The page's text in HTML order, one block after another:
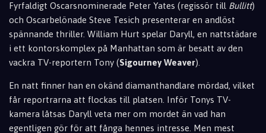
Fyrfaldigt Oscarsnominerade Peter Yates (regissör till Bullitt)
och Oscarbelönade Steve Tesich presenterar en andlöst
spännande thriller. William Hurt spelar Daryll, en nattstädare
i ett kontorskomplex på Manhattan som är besatt av den
vackra TV-reportern Tony (Sigourney Weaver).
En natt finner han en okänd diamanthandlare mördad, vilket
får reportrarna att flockas till platsen. Inför Tonys TV-
kamera låtsas Daryll veta mer om mordet än vad han
egentligen gör för att fånga hennes intresse. Men mest